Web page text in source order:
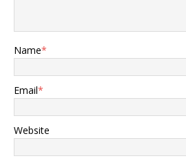
Name*
Email*
Website